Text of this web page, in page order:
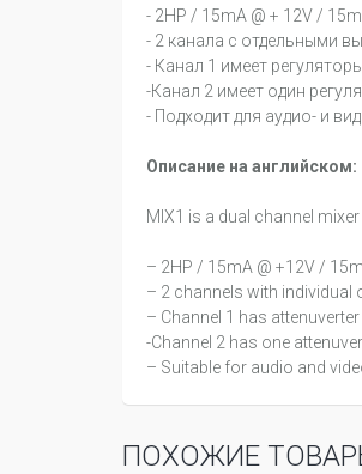
- 2HP / 15mA @ + 12V /
- 2 канала с отдельными
- Канал 1 имеет
-Канал 2 имеет один
- Подходит для аудио- и
Описание на английском:
MIX1 is a dual channel
– 2HP / 15mA @ +12V /
– 2 channels with individual
– Channel 1 has
-Channel 2 has one
– Suitable for audio and
ПОХОЖИЕ